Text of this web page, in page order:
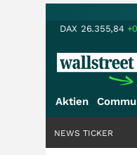
DAX 26.355,84
Aktien
NEWS TICKER